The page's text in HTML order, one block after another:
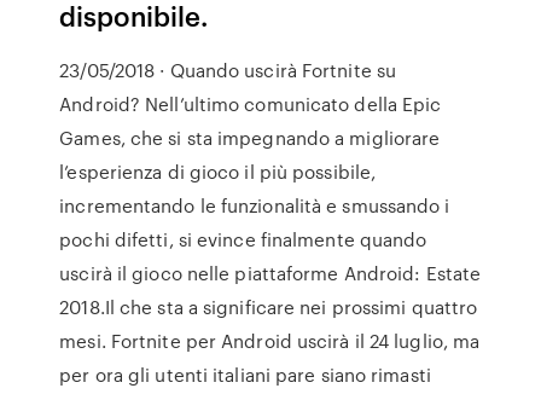
disponibile.
23/05/2018 · Quando uscirà Fortnite su
Android? Nell’ultimo comunicato della Epic
Games, che si sta impegnando a migliorare
l’esperienza di gioco il più possibile,
incrementando le funzionalità e smussando i
pochi difetti, si evince finalmente quando
uscirà il gioco nelle piattaforme Android: Estate
2018.Il che sta a significare nei prossimi quattro
mesi. Fortnite per Android uscirà il 24 luglio, ma
per ora gli utenti italiani pare siano rimasti